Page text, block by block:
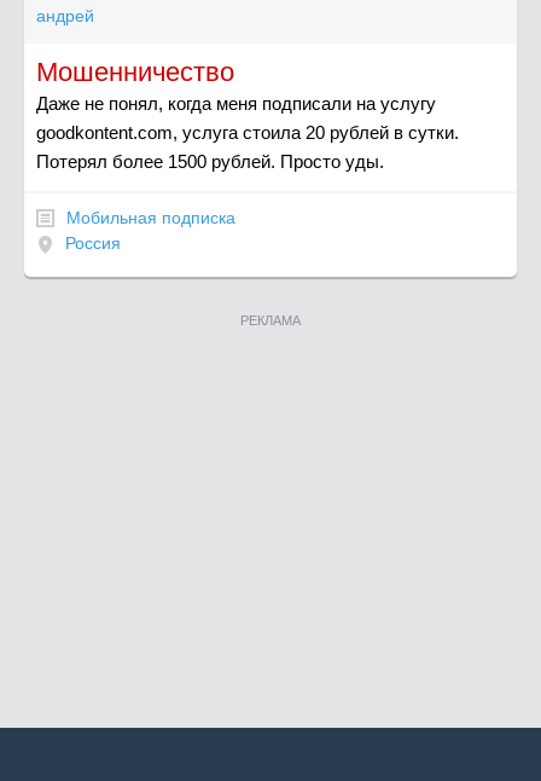
андрей
Мошенничество
Даже не понял, когда меня подписали на услугу
goodkontent.com, услуга стоила 20 рублей в сутки.
Потерял более 1500 рублей. Просто уды.
Мобильная подписка
Россия
РЕКЛАМА